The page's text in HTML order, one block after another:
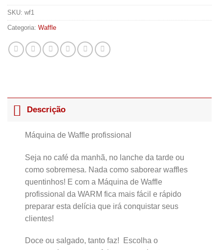
SKU: wf1
Categoria: Waffle
Descrição
Máquina de Waffle profissional
Seja no café da manhã, no lanche da tarde ou
como sobremesa. Nada como saborear waffles
quentinhos! E com a Máquina de Waffle
profissional da WARM fica mais fácil e rápido
preparar esta delícia que irá conquistar seus
clientes!
Doce ou salgado, tanto faz! Escolha o